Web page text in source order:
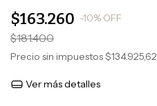
$163.260 -10% OFF
$181.400
Precio sin impuestos$134.925,62
Ver más detalles